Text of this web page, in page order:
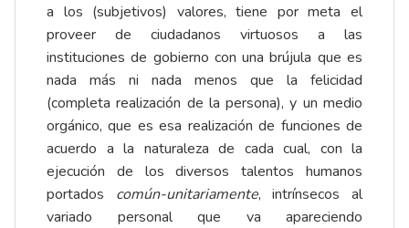
a los (subjetivos) valores, tiene por meta el
proveer de ciudadanos virtuosos a las
instituciones de gobierno con una brújula que es
nada más ni nada menos que la felicidad
(completa realización de la persona), y un medio
orgánico, que es esa realización de funciones de
acuerdo a la naturaleza de cada cual, con la
ejecución de los diversos talentos humanos
portados común-unitariamente, intrínsecos al
variado personal que va apareciendo